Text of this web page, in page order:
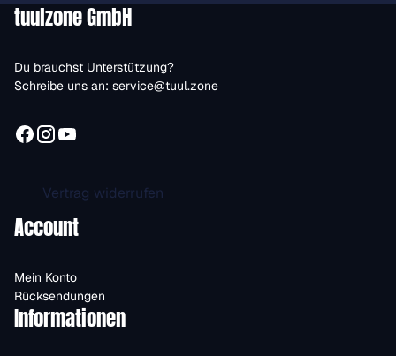
tuulzone GmbH
Du brauchst Unterstützung?
Schreibe uns an: service@tuul.zone
Vertrag widerrufen
Account
Mein Konto
Rücksendungen
Informationen